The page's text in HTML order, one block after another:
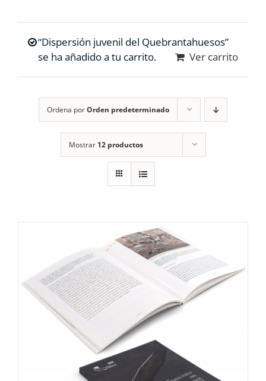
COLABORA
“Dispersión juvenil del Quebrantahuesos”
se ha añadido a tu carrito.
Ver carrito
Ordena porOrden predeterminado
Mostrar 12 productos